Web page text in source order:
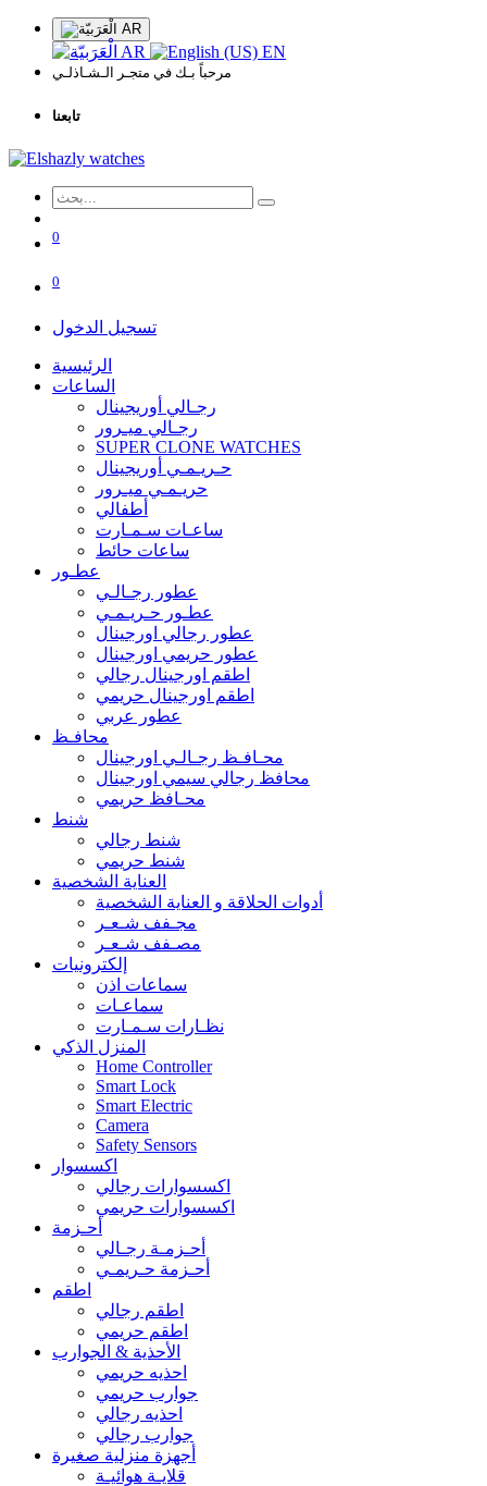
AR
AR EN
مرحباً بـك في متجـر الـشـاذلـي
تابعنا
0
0
تسجيل الدخول
الرئيسية
الساعات
رجـالي أوريجينال
رجـالي ميـرور
SUPER CLONE WATCHES
حـريـمـي أوريجينال
حريـمـي ميـرور
أطفالي
ساعـات سـمـارت
ساعات حائط
عطـور
عطور رجـالـي
عطـور حـريـمـي
عطور رجالي اورجينال
عطور حريمي اورجينال
اطقم اورجينال رجالي
اطقم اورجينال حريمي
عطور عربي
محافـظ
محـافـظ رجـالـي اورجينال
محافظ رجالي سيمي اورجينال
محـافظ حريمي
شنط
شنط رجالي
شنط حريمي
العناية الشخصية
أدوات الحلاقة و العناية الشخصية
مجـفف شـعـر
مصـفف شـعـر
إلكترونيات
سماعات اذن
سماعـات
نظـارات سـمـارت
المنزل الذكي
Home Controller
Smart Lock
Smart Electric
Camera
Safety Sensors
اكسسوار
اكسسوارات رجالي
اكسسوارات حريمي
أحـزمة
أحـزمـة رجـالي
أحـزمة حـريمـي
اطقم
اطقم رجالي
اطقم حريمي
الأحذية & الجوارب
احذيه حريمي
جوارب حريمي
احذيه رجالي
جوارب رجالي
أجهزة منزلية صغيرة
قلايـة هوائيـة